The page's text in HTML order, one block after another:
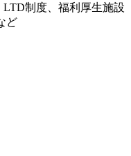
制度、福利厚生施設
ど